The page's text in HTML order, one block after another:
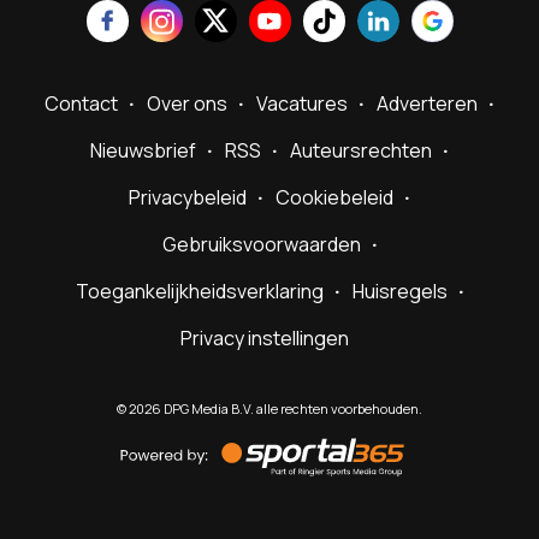
Contact Over ons Vacatures
Adverteren
Nieuwsbrief
RSS
Auteursrechten
Privacybeleid
Cookiebeleid
Gebruiksvoorwaarden
Toegankelijkheidsverklaring
Huisregels
Privacy instellingen
©2026 DPG Media B.V. alle rechten voorbehouden.
by
Sportal365